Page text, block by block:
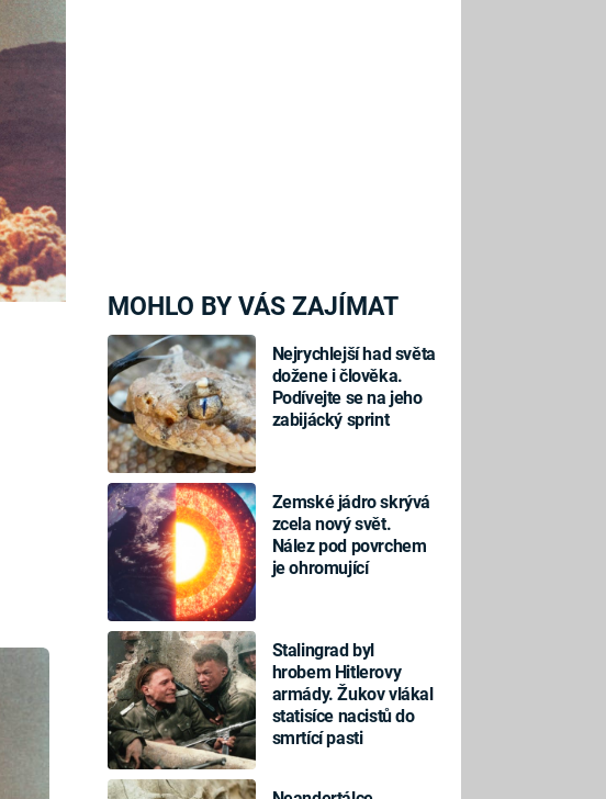
MOHLO BY VÁS ZAJÍMAT
Nejrychlejší had světa
dožene i člověka.
Podívejte se na jeho
zabijácký sprint
Zemské jádro skrývá
zcela nový svět.
Nález pod povrchem
je ohromující
Stalingrad byl
hrobem Hitlerovy
armády. Žukov vlákal
statisíce nacistů do
smrtící pasti